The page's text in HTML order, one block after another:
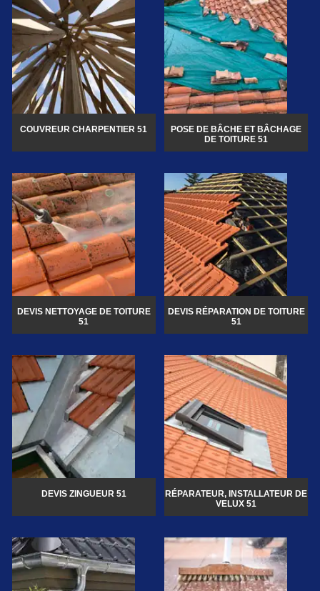
COUVREUR CHARPENTIER 51
POSE DE BÂCHE ET BÂCHAGE
DE TOITURE 51
DEVIS NETTOYAGE DE TOITURE
51
DEVIS RÉPARATION DE TOITURE
51
DEVIS ZINGUEUR 51
RÉPARATEUR, INSTALLATEUR DE
VELUX 51